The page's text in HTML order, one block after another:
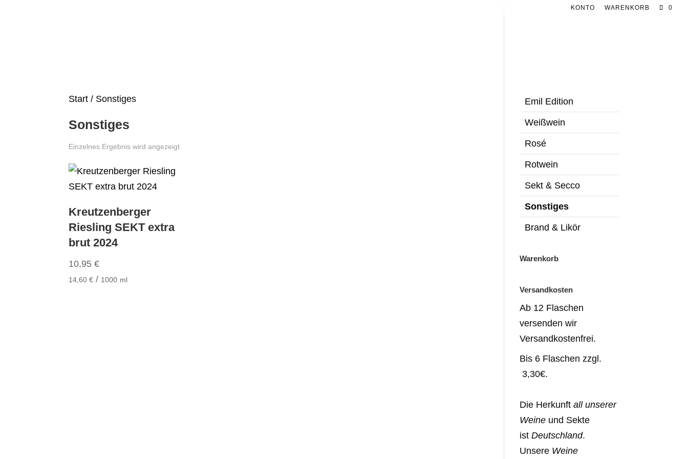
KONTO WARENKORB 0
Start / Sonstiges
Sonstiges
Einzelnes Ergebnis wird angezeigt
Kreutzenberger
Riesling SEKT extra
brut 2024
10,95€
14,60€ / 1000 ml
Emil Edition
Weißwein
Rosé
Rotwein
Sekt & Secco
Sonstiges
Brand & Likör
Warenkorb
Versandkosten
Ab 12 Flaschen
versenden wir
Versandkostenfrei.
Bis 6 Flaschen zzgl.
3,30€.
Die Herkunftall unserer
Weine und Sekte
istDeutschland.
Unsere Weine